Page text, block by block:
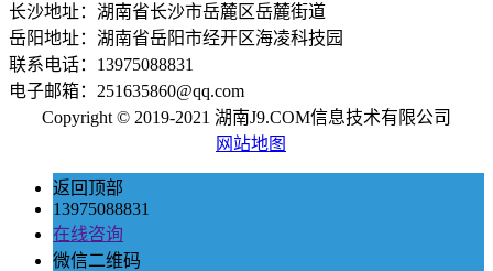
长沙地址：湖南省长沙市岳麓区岳麓街道
岳阳地址：湖南省岳阳市经开区海凌科技园
联系电话：13975088831
电子邮箱：251635860@qq.com
Copyright © 2019-2021 湖南J9.COM信息技术有限公司
网站地图
返回顶部
13975088831
在线咨询
微信二维码